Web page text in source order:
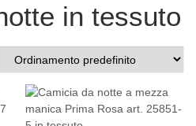
in tessuto